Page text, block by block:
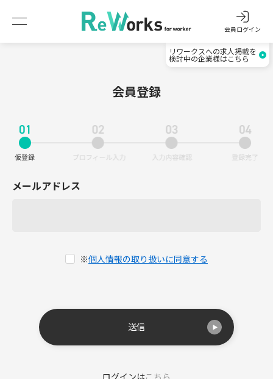
会員ログイン
リワークスへの求人掲載を
検討中の企業様はこちら
会員登録
メールアドレス
※個人情報の取り扱いに同意する
送信
ログインはこちら